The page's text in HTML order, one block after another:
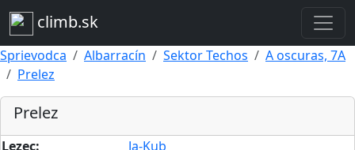
climb.sk
Sprievodca Albarracín Sektor Techos
A oscuras, 7A
Prelez
Prelez
Lezec:
Ja-Kub